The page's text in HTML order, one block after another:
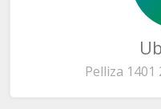
Pelliza 1401